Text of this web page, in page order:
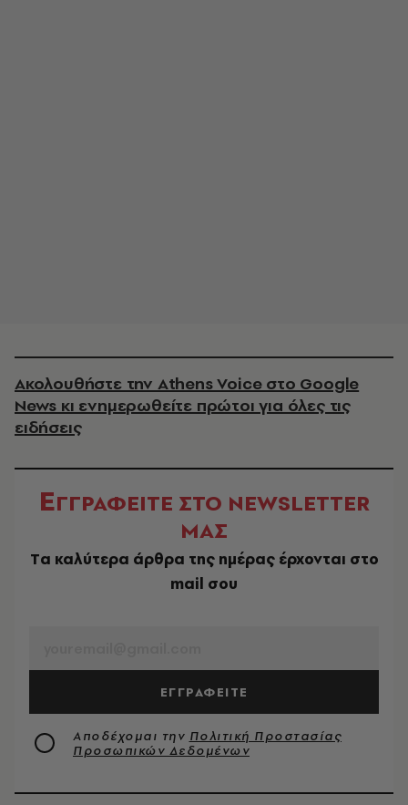
Ακολουθήστε την Athens Voice στο Google
News κι ενημερωθείτε πρώτοι για όλες τις
ειδήσεις
ΕΓΓΡΑΦΕΙΤΕ ΣΤΟ NEWSLETTER
ΜΑΣ
Tα καλύτερα άρθρα της ημέρας έρχονται στο
mail σου
ΕΓΓΡΑΦΕΙΤΕ
Αποδέχομαι την Πολιτική Προστασίας
Προσωπικών Δεδομένων